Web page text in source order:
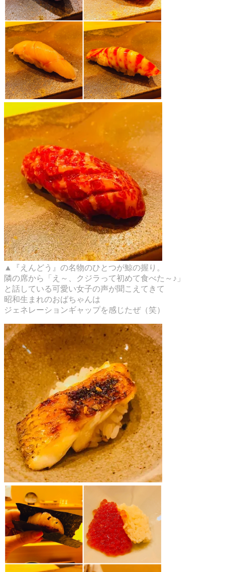
▲『えんどう』の名物のひとつが鯨の握り。
隣の席から「え～、クジラって初めて食べた～♪」
と話している可愛い女子の声が聞こえてきて
昭和生まれのおばちゃんは
ジェネレーションギャップを感じたぜ（笑）